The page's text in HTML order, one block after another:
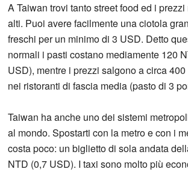
A Taiwan trovi tanto street food ed i
alti. Puoi avere facilmente una ciotola
freschi per un minimo di 3 USD. Detto
normali i pasti costano mediamente 120
USD), mentre i prezzi salgono a circa
nei ristoranti di fascia media (pasto di 3
Taiwan ha anche uno dei sistemi
al mondo. Spostarti con la metro e con i
costa poco: un biglietto di sola andata
NTD (0,7 USD). I taxi sono molto più